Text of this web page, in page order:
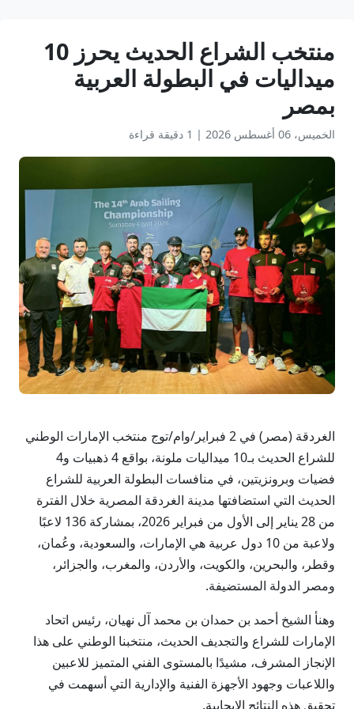
منتخب الشراع الحديث يحرز 10
ميداليات في البطولة العربية
بمصر
الخميس، 06 أغسطس 2026 | 1 دقيقة قراءة
الغردقة (مصر) في 2 فبراير/وام/توج منتخب الإمارات الوطني
للشراع الحديث بـ10 ميداليات ملونة، بواقع 4 ذهبيات و4
فضيات وبرونزيتين، في منافسات البطولة العربية للشراع
الحديث التي استضافتها مدينة الغردقة المصرية خلال الفترة
من 28 يناير إلى الأول من فبراير 2026، بمشاركة 136 لاعبًا
ولاعبة من 10 دول عربية هي الإمارات، والسعودية، وعُمان،
وقطر، والبحرين، والكويت، والأردن، والمغرب، والجزائر،
ومصر الدولة المستضيفة.
وهنأ الشيخ أحمد بن حمدان بن محمد آل نهيان، رئيس اتحاد
الإمارات للشراع والتجديف الحديث، منتخبنا الوطني على هذا
الإنجاز المشرف، مشيدًا بالمستوى الفني المتميز للاعبين
واللاعبات وجهود الأجهزة الفنية والإدارية التي أسهمت في
تحقيق هذه النتائج الإيجابية.